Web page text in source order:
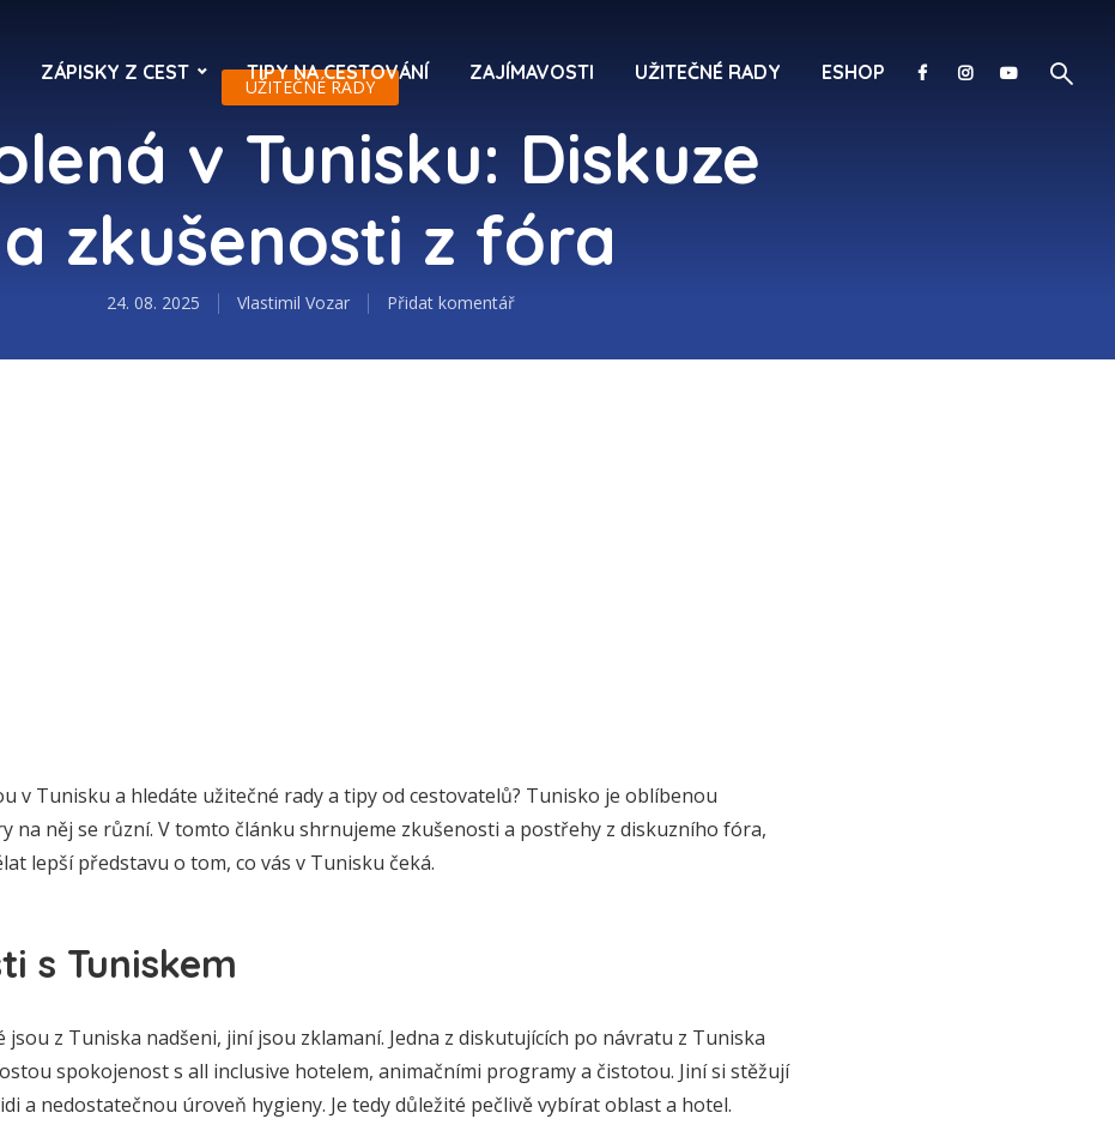
ZÁPISKY Z CEST TIPY NA CESTOVÁNÍ ZAJÍMAVOSTI UŽITEČNÉ RADY ESHOP
UŽITEČNÉ RADY
v Tunisku: Diskuze
a zkušenosti z fóra
24. 08. 2025 Vlastimil Vozar Přidat komentář
v Tunisku a hledáte užitečné rady a tipy od cestovatelů? Tunisko je oblíbenou
na něj se různí. V tomto článku shrnujeme zkušenosti a postřehy z diskuzního fóra,
lepší představu o tom, co vás v Tunisku čeká.
s Tuniskem
jsou z Tuniska nadšeni, jiní jsou zklamaní. Jedna z diskutujících po návratu z Tuniska
spokojenost s all inclusive hotelem, animačními programy a čistotou. Jiní si stěžují
a nedostatečnou úroveň hygieny. Je tedy důležité pečlivě vybírat oblast a hotel.